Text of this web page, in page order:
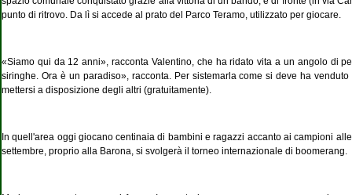
punto di ritrovo. Da lì si accede al prato del Parco Teramo, utilizzato per giocare.
«Siamo qui da 12 anni», racconta Valentino, che ha ridato vita a un angolo di
siringhe. Ora è un paradiso», racconta. Per sistemarla come si deve ha
mettersi a disposizione degli altri (gratuitamente).
In quell'area oggi giocano centinaia di bambini e ragazzi accanto ai campioni
settembre, proprio alla Barona, si svolgerà il torneo internazionale di boomerang.